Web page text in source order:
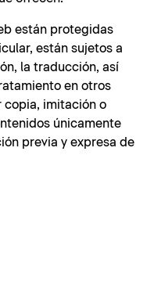
están protegidas
están sujetos a
la traducción, así
en otros
copia, imitación o
únicamente
previa y expresa de